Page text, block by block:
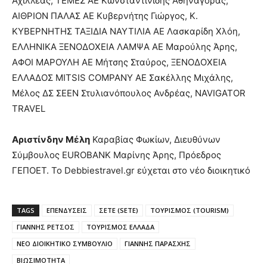
ΑΙΘΡΙΟΝ ΠΑΛΑΣ ΑΕ Κυβερνήτης Γιώργος, Κ.
ΚΥΒΕΡΝΗΤΗΣ ΤΑΞΙΔΙΑ ΝΑΥΤΙΛΙΑ ΑΕ Λασκαρίδη Χλόη,
ΕΛΛΗΝΙΚΑ ΞΕΝΟΔΟΧΕΙΑ ΛΑΜΨΑ AE Μαρούλης Άρης,
ΑΦΟΙ ΜΑΡΟΥΛΗ ΑΕ Μήτσης Σταύρος, ΞΕΝΟΔΟΧΕΙΑ
ΕΛΛΑΔΟΣ MITSIS COMPANY AE Σακέλλης Μιχάλης,
Μέλος ΔΣ ΣΕΕΝ Στυλιανόπουλος Ανδρέας, NAVIGATOR
TRAVEL
Αριστίνδην Μέλη Καραβίας Φωκίων, Διευθύνων
Σύμβουλος EUROBANK Μαρίνης Άρης, Πρόεδρος
ΓΕΠΟΕΤ. Το Debbiestravel.gr εύχεται στο νέο διοικητικό
TAGS ΕΠΕΝΔΥΣΕΙΣ ΣΕΤΕ (SETE)
ΤΟΥΡΙΣΜΟΣ (TOURISM)
ΓΙΑΝΝΗΣ ΡΕΤΣΟΣ
ΤΟΥΡΙΣΜΟΣ ΕΛΛΑΔΑ
ΝΕΟ ΔΙΟΙΚΗΤΙΚΟ ΣΥΜΒΟΥΛΙΟ
ΓΙΑΝΝΗΣ ΠΑΡΑΣΧΗΣ
ΒΙΩΣΙΜΟΤΗΤΑ